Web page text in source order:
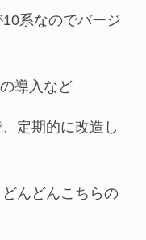
系なのでバージ
導入など
定期的に改造し
んどんこちらの